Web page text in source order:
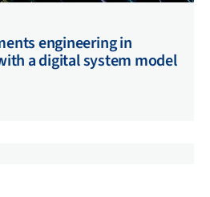
engineering in
a digital system model